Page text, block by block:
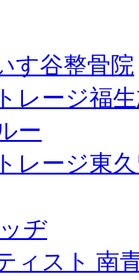
す谷整骨院
レージ福
ー
レージ東
ヂ
ィスト 南